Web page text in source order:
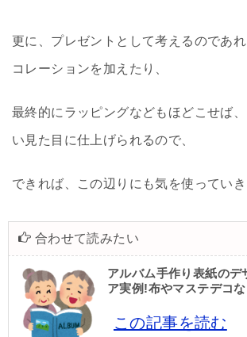
更に、プレゼントとして考えるのであ
コレーションを加えたり、
最終的にラッピングなどもほどこせば
い見た目に仕上げられるので、
できれば、この辺りにも気を使ってい
合わせて読みたい
アルバム手作り表紙のデ
ア実例!布やマステデコ
この記事を読む